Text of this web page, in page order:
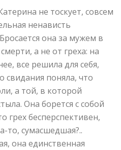
не тоскует, совсем
ненависть
она за мужем в
а не от греха: на
все решила для себя,
свидания поняла, что
а той, в которой
Она борется с собой
грех бесперспективен,
то, сумасшедшая?..
она единственная